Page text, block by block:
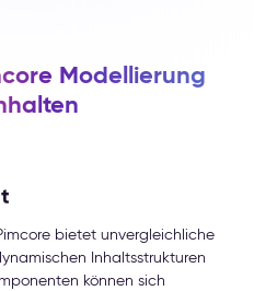
Modellierung
bietet unvergleichliche
Inhaltsstrukturen
können sich